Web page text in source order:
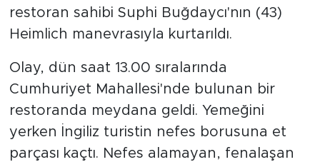
restoran sahibi Suphi Buğdaycı'nın (43)
Heimlich manevrasıyla kurtarıldı.
Olay, dün saat 13.00 sıralarında
Cumhuriyet Mahallesi'nde bulunan bir
restoranda meydana geldi. Yemeğini
yerken İngiliz turistin nefes borusuna et
parçası kaçtı. Nefes alamayan, fenalaşan